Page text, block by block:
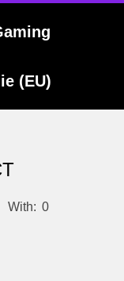
(EU)
With: 0